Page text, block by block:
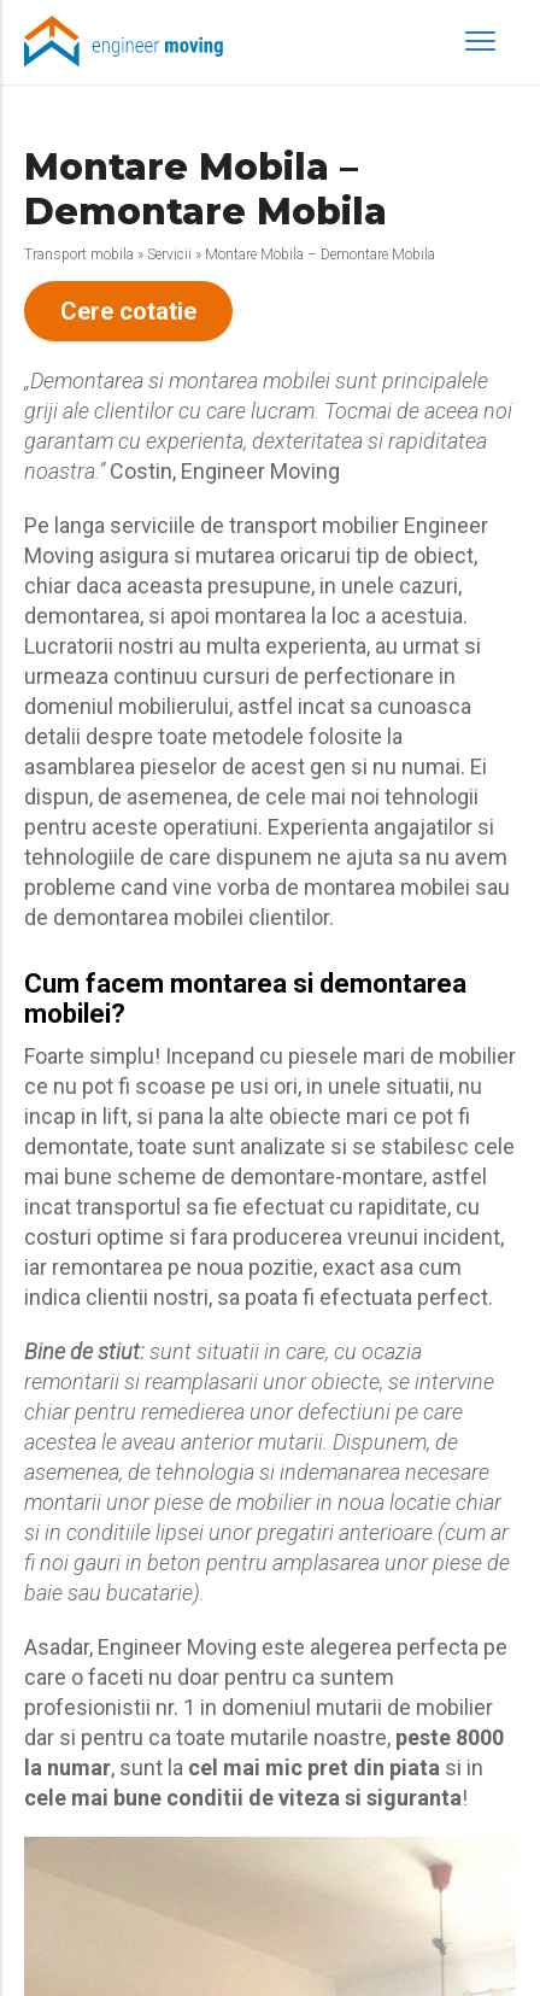
Montare Mobila –
Demontare Mobila
Transport mobila » Servicii » Montare Mobila – Demontare Mobila
Cere cotatie
„Demontarea si montarea mobilei sunt principalele
griji ale clientilor cu care lucram. Tocmai de aceea noi
garantam cu experienta, dexteritatea si rapiditatea
noastra.”Costin, Engineer Moving
Pe langa serviciile de transport mobilier Engineer
Moving asigura si mutarea oricarui tip de obiect,
chiar daca aceasta presupune, in unele cazuri,
demontarea, si apoi montarea la loc a acestuia.
Lucratorii nostri au multa experienta, au urmat si
urmeaza continuu cursuri de perfectionare in
domeniul mobilierului, astfel incat sa cunoasca
detalii despre toate metodele folosite la
asamblarea pieselor de acest gen si nu numai. Ei
dispun, de asemenea, de cele mai noi tehnologii
pentru aceste operatiuni. Experienta angajatilor si
tehnologiile de care dispunem ne ajuta sa nu avem
probleme cand vine vorba de montarea mobilei sau
de demontarea mobilei clientilor.
Cum facem montarea si demontarea
mobilei?
Foarte simplu! Incepand cu piesele mari de mobilier
ce nu pot fi scoase pe usi ori, in unele situatii, nu
incap in lift, si pana la alte obiecte mari ce pot fi
demontate, toate sunt analizate si se stabilesc cele
mai bune scheme de demontare-montare, astfel
incat transportul sa fie efectuat cu rapiditate, cu
costuri optime si fara producerea vreunui incident,
iar remontarea pe noua pozitie, exact asa cum
indica clientii nostri, sa poata fi efectuata perfect.
Bine de stiut:sunt situatii in care, cu ocazia
remontarii si reamplasarii unor obiecte, se intervine
chiar pentru remedierea unor defectiuni pe care
acestea le aveau anterior mutarii. Dispunem, de
asemenea, de tehnologia si indemanarea necesare
montarii unor piese de mobilier in noua locatie chiar
si in conditiile lipsei unor pregatiri anterioare (cum ar
fi noi gauri in beton pentru amplasarea unor piese de
baie sau bucatarie).
Asadar, Engineer Moving este alegerea perfecta pe
care o faceti nu doar pentru ca suntem
profesionistii nr. 1 in domeniul mutarii de mobilier
dar si pentru ca toate mutarile noastre, peste 8000
la numar, sunt la cel mai mic pret din piata si in
cele mai bune conditii de viteza si siguranta!